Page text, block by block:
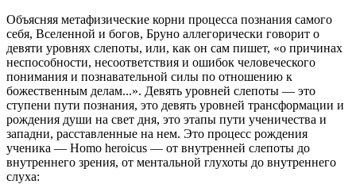
Объясняя метафизические корни процесса познания самого
себя, Вселенной и богов, Бруно аллегорически говорит о
девяти уровнях слепоты, или, как он сам пишет, «о причинах
неспособности, несоответствия и ошибок человеческого
понимания и познавательной силы по отношению к
божественным делам...». Девять уровней слепоты — это
ступени пути познания, это девять уровней трансформации и
рождения души на свет дня, это этапы пути ученичества и
западни, расставленные на нем. Это процесс рождения
ученика — Homo heroicus — от внутренней слепоты до
внутреннего зрения, от ментальной глухоты до внутреннего
слуха: